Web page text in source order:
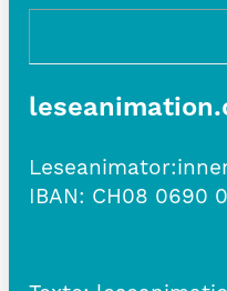
IBAN: CH08 0690